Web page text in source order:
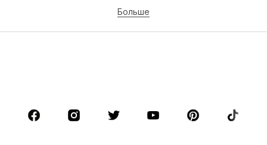
Белье
Аксессуары
Премиум
Больше